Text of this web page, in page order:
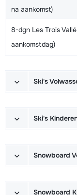
na aankomst)
8-dgn Les Trois
aankomstdag)
Ski's
Schoenen + Stokken
Stokken (6/7 dagen)
(6/7 dagen)
Ski's
Schoenen +
Stokken (6/7 dagen)
Snowboard
Boots (6/7 dagen)
Snowboard